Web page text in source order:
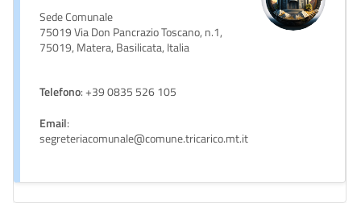
Sede Comunale
75019 Via Don Pancrazio Toscano, n.1,
75019, Matera, Basilicata, Italia
Telefono: +39 0835 526 105
Email:
segreteriacomunale@comune.tricarico.mt.it